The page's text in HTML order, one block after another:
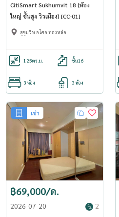
CitiSmart Sukhumvit 18 (ห้อง
ใหญ่ ชั้นสูง วิวเมือง) [CC-01]
สุขุมวิท อโศก ทองหล่อ
125ตร.ม. ชั้น16
3 ห้อง 3 ห้อง
เช่า
฿69,000/ด.
2026-07-20 2